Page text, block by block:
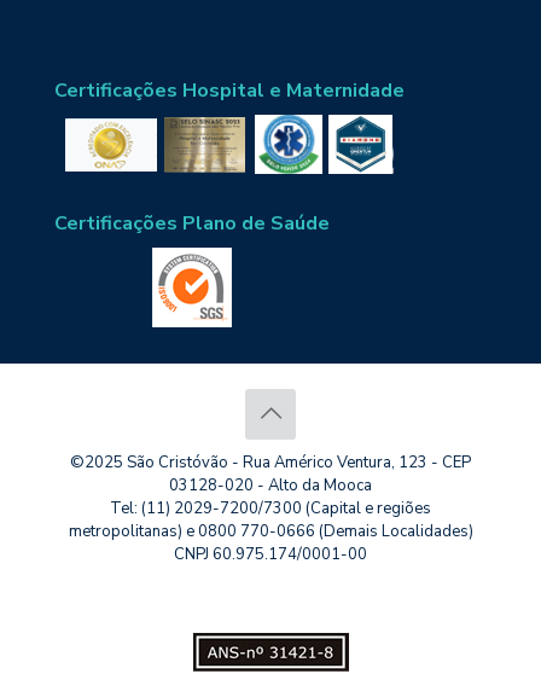
Certificações Hospital e Maternidade
Certificações Plano de Saúde
©2025 São Cristóvão - Rua Américo Ventura, 123 - CEP
03128-020 - Alto da Mooca
Tel: (11) 2029-7200/7300 (Capital e regiões
metropolitanas) e 0800 770-0666 (Demais Localidades)
CNPJ 60.975.174/0001-00